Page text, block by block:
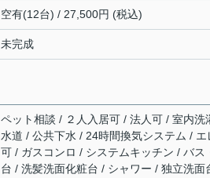
空有(12台) / 27,500円 (税込)
未完成
ペット相談 / ２人入居可 / 法人可 / 室内
水道 / 公共下水 / 24時間換気システム /
可 / ガスコンロ / システムキッチン / バ
台 / 洗髪洗面化粧台 / シャワー / 独立洗